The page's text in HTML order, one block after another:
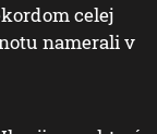
celej
namerali v